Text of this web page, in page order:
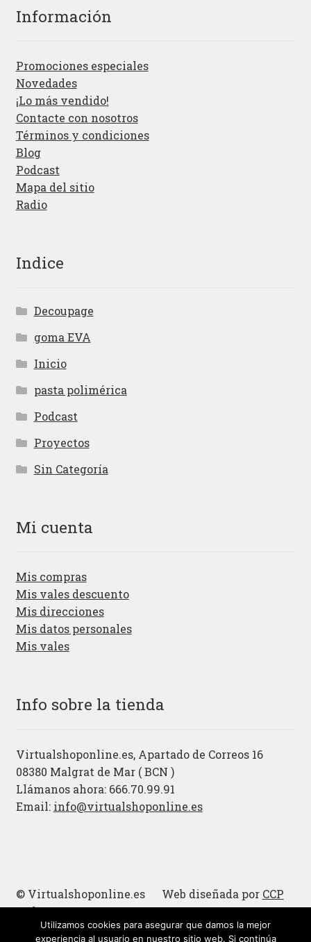
Información
Promociones especiales
Novedades
¡Lo más vendido!
Contacte con nosotros
Términos y condiciones
Blog
Podcast
Mapa del sitio
Radio
Indice
Decoupage
goma EVA
Inicio
pasta polimérica
Podcast
Proyectos
Sin Categoría
Mi cuenta
Mis compras
Mis vales descuento
Mis direcciones
Mis datos personales
Mis vales
Info sobre la tienda
Virtualshoponline.es, Apartado de Correos 16
08380 Malgrat de Mar ( BCN )
Llámanos ahora: 666.70.99.91
Email: info@virtualshoponline.es
© Virtualshoponline.es Web diseñada por CCP
Cadena
Cucharas de madera
Utilizamos cookies para asegurar que damos la mejor
experiencia al usuario en nuestro sitio web. Si continúa